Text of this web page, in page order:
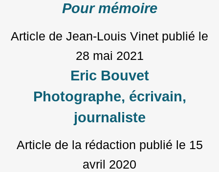
Pour mémoire
Article de Jean-Louis Vinet publié le
28 mai 2021
Eric Bouvet
Photographe, écrivain,
journaliste
Article de la rédaction publié le 15
avril 2020